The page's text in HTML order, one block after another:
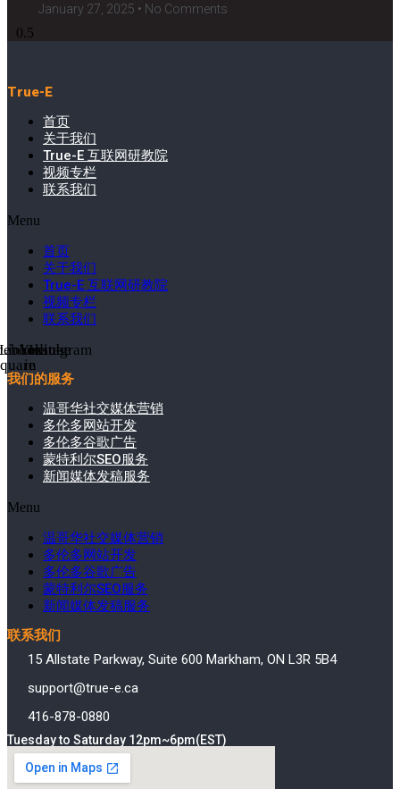
January 27, 2025 No Comments
True-E
首页
关于我们
True-E 互联网研教院
视频专栏
联系我们
Menu
首页
关于我们
True-E 互联网研教院
视频专栏
联系我们
in
Youtube
Instagram
我们的服务
温哥华社交媒体营销
多伦多网站开发
多伦多谷歌广告
蒙特利尔SEO服务
新闻媒体发稿服务
Menu
温哥华社交媒体营销
多伦多网站开发
多伦多谷歌广告
蒙特利尔SEO服务
新闻媒体发稿服务
联系我们
15 Allstate Parkway, Suite 600 Markham, ON L3R 5B4
support@true-e.ca
416-878-0880
Tuesday to Saturday 12pm~6pm(EST)